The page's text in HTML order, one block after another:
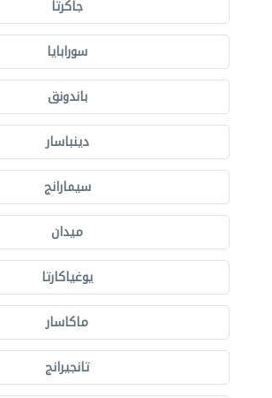
جاكرتا
سورابايا
باندونق
دينباسار
سيمارانج
ميدان
يوغياكارتا
ماكاسار
تانجيرانج